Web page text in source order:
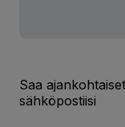
Saa
sähköpostiisi